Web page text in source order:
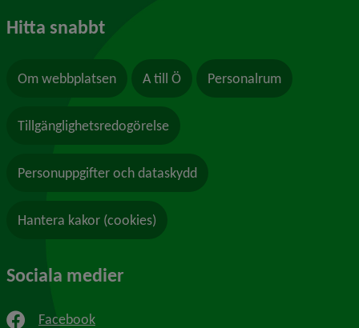
Hitta snabbt
Om webbplatsen A till Ö Personalrum
Tillgänglighetsredogörelse
Personuppgifter och dataskydd
Hantera kakor (cookies)
Sociala medier
Facebook